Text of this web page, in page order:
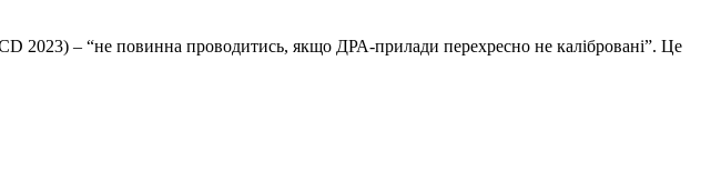
2023) – “не повинна проводитись, якщо ДРА-прилади перехресно не калібровані”. Це